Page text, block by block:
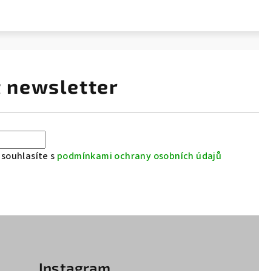
newsletter
s podmínkami ochrany osobních údajů